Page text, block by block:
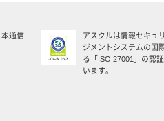
通信
アスクルは情報セキュ
ジメントシステムの国
る「ISO 27001」の認
います。